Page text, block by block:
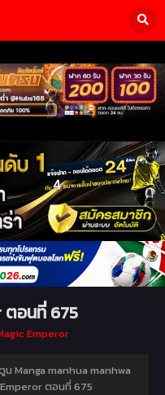
ตอนที่ 675
Emperor
Manga manhua manhwa
ตอนที่ 675